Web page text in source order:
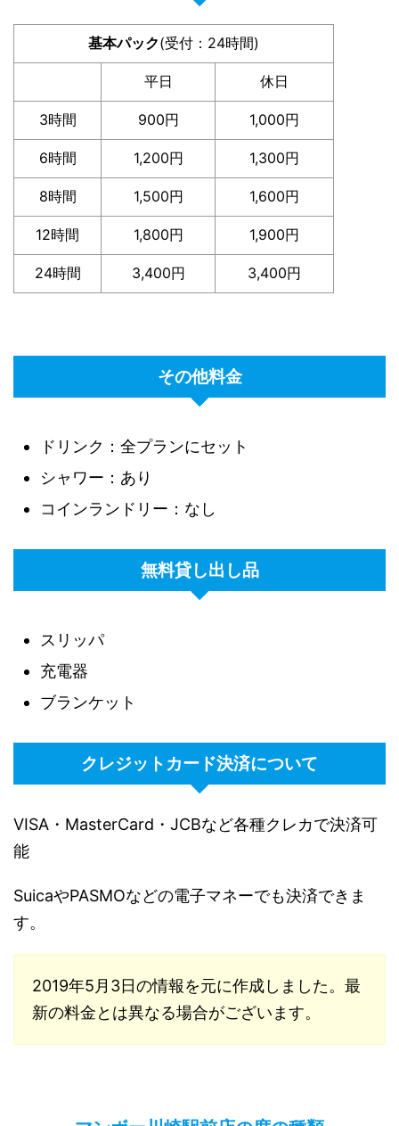
基本パック(受付：24時間)
平日 休日
3時間 900円 1,000円
6時間 1,200円 1,300円
8時間 1,500円 1,600円
12時間 1,800円 1,900円
24時間 3,400円 3,400円
その他料金
ドリンク：全プランにセット
シャワー：あり
コインランドリー：なし
無料貸し出し品
スリッパ
充電器
ブランケット
クレジットカード決済について
VISA・MasterCard・JCBなど各種クレカで決済可
能
SuicaやPASMOなどの電子マネーでも決済できま
す。
2019年5月3日の情報を元に作成しました。最
新の料金とは異なる場合がございます。